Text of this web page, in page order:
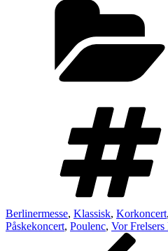
Berlinermesse, Klassisk, Korkoncert,
Påskekoncert, Poulenc, Vor
Indlægsnavigation